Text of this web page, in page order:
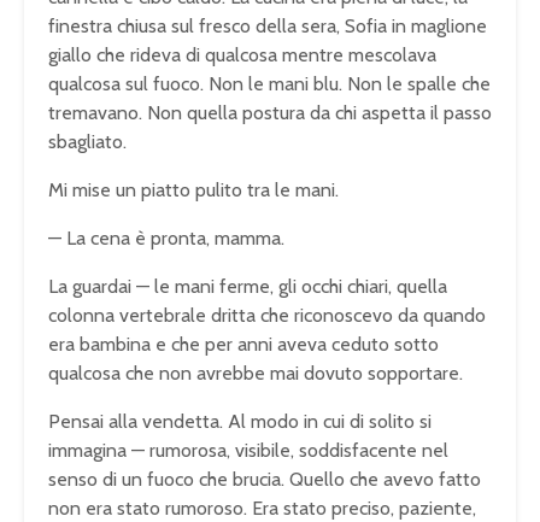
finestra chiusa sul fresco della sera, Sofia in maglione
giallo che rideva di qualcosa mentre mescolava
qualcosa sul fuoco. Non le mani blu. Non le spalle che
tremavano. Non quella postura da chi aspetta il passo
sbagliato.
Mi mise un piatto pulito tra le mani.
— La cena è pronta, mamma.
La guardai — le mani ferme, gli occhi chiari, quella
colonna vertebrale dritta che riconoscevo da quando
era bambina e che per anni aveva ceduto sotto
qualcosa che non avrebbe mai dovuto sopportare.
Pensai alla vendetta. Al modo in cui di solito si
immagina — rumorosa, visibile, soddisfacente nel
senso di un fuoco che brucia. Quello che avevo fatto
non era stato rumoroso. Era stato preciso, paziente,